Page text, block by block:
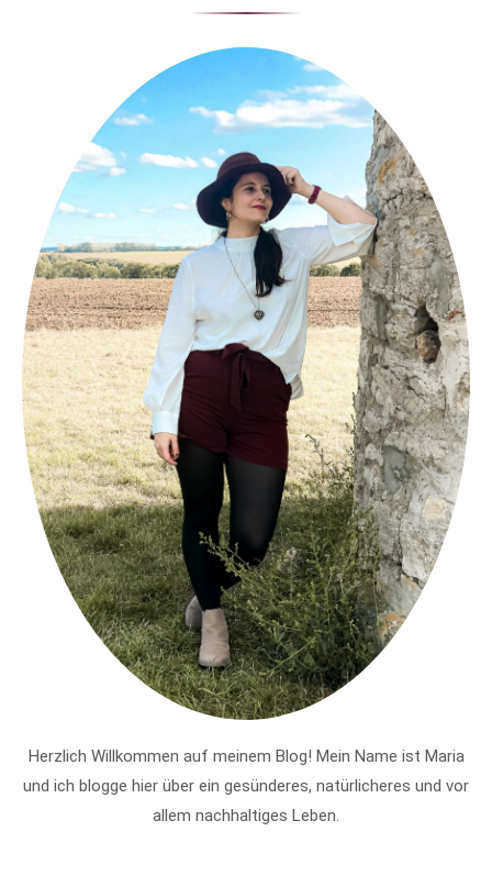
Herzlich Willkommen auf meinem Blog! Mein Name ist Maria
und ich blogge hier über ein gesünderes, natürlicheres und vor
allem nachhaltiges Leben.